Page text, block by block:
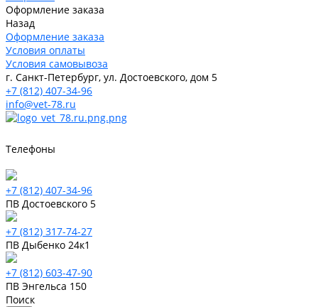
Оформление заказа
Назад
Оформление заказа
Условия оплаты
Условия самовывоза
г. Санкт-Петербург, ул. Достоевского, дом 5
+7 (812) 407-34-96
info@vet-78.ru
Телефоны
+7 (812) 407-34-96
ПВ Достоевского 5
+7 (812) 317-74-27
ПВ Дыбенко 24к1
+7 (812) 603-47-90
ПВ Энгельса 150
Поиск